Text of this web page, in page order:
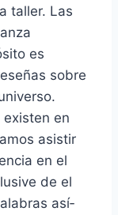
taller. Las
es
sobre
existen en
asistir
en el
de el
así­